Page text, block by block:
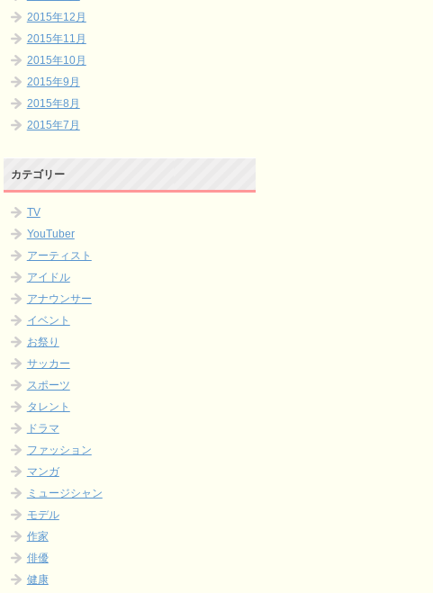
2015年12月
2015年11月
2015年10月
2015年9月
2015年8月
2015年7月
カテゴリー
TV
YouTuber
アーティスト
アイドル
アナウンサー
イベント
お祭り
サッカー
スポーツ
タレント
ドラマ
ファッション
マンガ
ミュージシャン
モデル
作家
俳優
健康